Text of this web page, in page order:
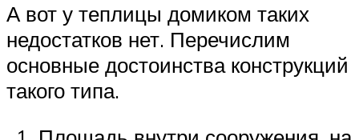
А вот у теплицы домиком таких
недостатков нет. Перечислим
основные достоинства конструкций
такого типа.